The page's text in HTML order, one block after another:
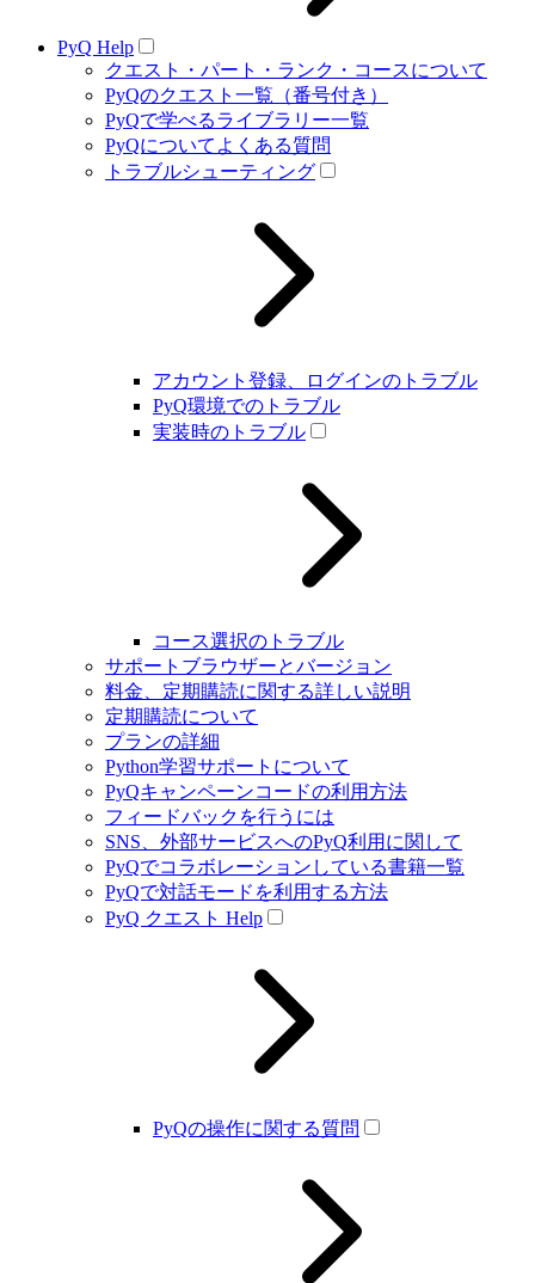
PyQ Help
クエスト・パート・ランク・コースについて
PyQのクエスト一覧（番号付き）
PyQで学べるライブラリー一覧
PyQについてよくある質問
トラブルシューティング
アカウント登録、ログインのトラブル
PyQ環境でのトラブル
実装時のトラブル
コース選択のトラブル
サポートブラウザーとバージョン
料金、定期購読に関する詳しい説明
定期購読について
プランの詳細
Python学習サポートについて
PyQキャンペーンコードの利用方法
フィードバックを行うには
SNS、外部サービスへのPyQ利用に関して
PyQでコラボレーションしている書籍一覧
PyQで対話モードを利用する方法
PyQ クエスト Help
PyQの操作に関する質問